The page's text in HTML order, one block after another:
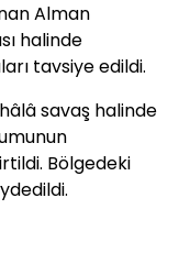
Alman
halinde
tavsiye edildi.
savaş halinde
Bölgedeki